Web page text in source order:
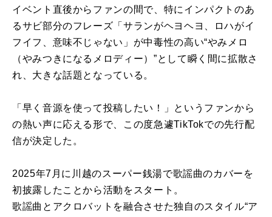
イベント直後からファンの間で、特にインパクトのあ
るサビ部分のフレーズ「サランがヘヨヘヨ、ロハがイ
フイフ、意味不じゃない」が中毒性の高い“やみメロ
（やみつきになるメロディー）”として瞬く間に拡散さ
れ、大きな話題となっている。
「早く音源を使って投稿したい！」というファンから
の熱い声に応える形で、この度急遽TikTokでの先行配
信が決定した。
2025年7月に川越のスーパー銭湯で歌謡曲のカバーを
初披露したことから活動をスタート。
歌謡曲とアクロバットを融合させた独自のスタイル“ア